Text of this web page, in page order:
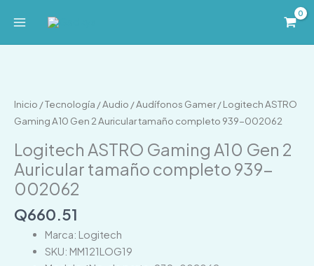
Inicio /Tecnología /Audio /Audífonos Gamer/ Logitech ASTRO
Gaming A10 Gen 2 Auricular tamaño completo 939-002062
Logitech ASTRO Gaming A10 Gen 2
Auricular tamaño completo 939-
002062
Q660.51
Marca: Logitech
SKU: MM121LOG19
Gaming
A10
Auricular
tamaño
939-
002062
cantidad